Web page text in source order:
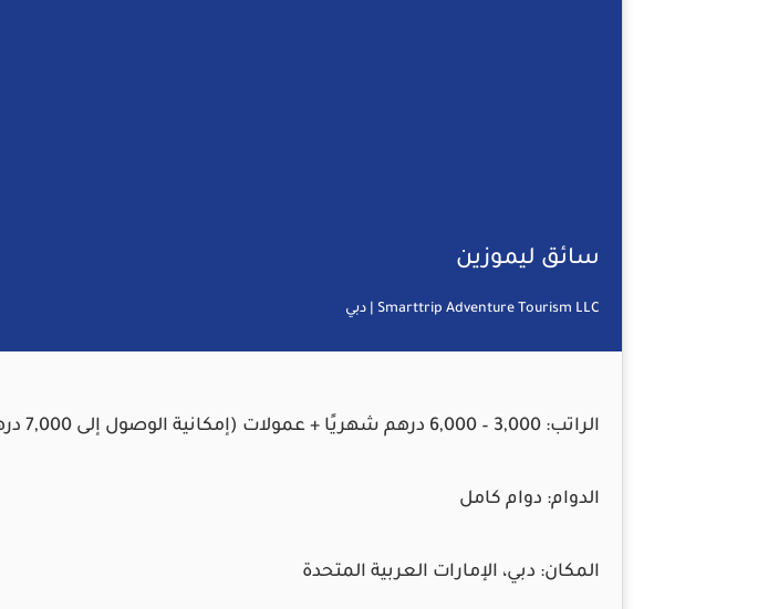
سائق ليموزين
Smarttrip Adventure Tourism LLC | دبي
الراتب:
الدوام: دوام كامل
المكان: دبي، الإمارات العربية المتحدة